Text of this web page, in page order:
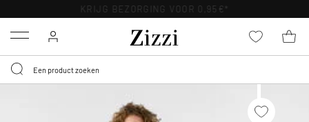
KRIJG BEZORGING VOOR 0,95€*
Menu